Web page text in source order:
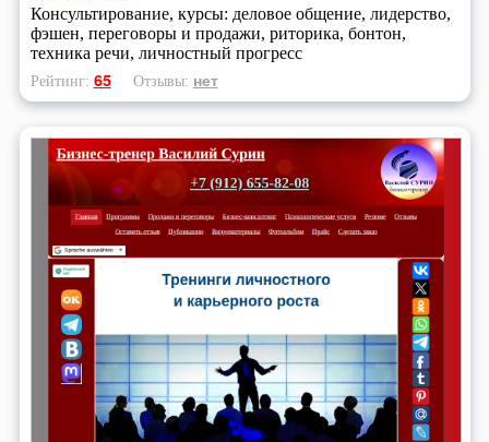
Консультирование, курсы: деловое общение, лидерство,
фэшен, переговоры и продажи, риторика, бонтон,
техника речи, личностный прогресс
Рейтинг: 65 Отзывы: нет